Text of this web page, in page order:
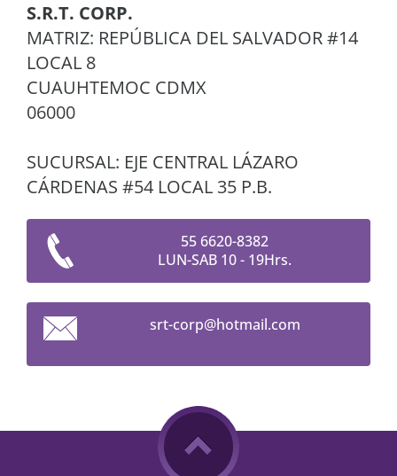
S.R.T. CORP.
MATRIZ: REPÚBLICA DEL SALVADOR #14
LOCAL 8
CUAUHTEMOC CDMX
06000
SUCURSAL: EJE CENTRAL LÁZARO
CÁRDENAS #54 LOCAL 35 P.B.
55 6620-8382
LUN-SAB 10 - 19Hrs.
srt-corp@hotmail.com